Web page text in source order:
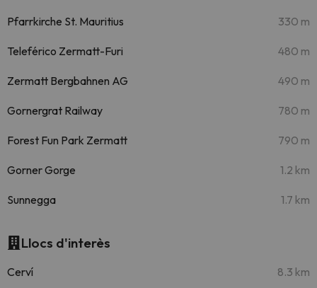
Pfarrkirche St. Mauritius 330 m
Teleférico Zermatt-Furi 480 m
Zermatt Bergbahnen AG 490 m
Gornergrat Railway 780 m
Forest Fun Park Zermatt 790 m
Gorner Gorge 1.2 km
Sunnegga 1.7 km
Llocs d'interès
Cerví 8.3 km